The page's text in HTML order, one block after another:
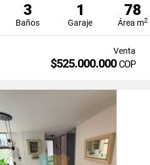
3
Baños
1
Garaje
78
Área m2
Venta
$525.000.000 COP